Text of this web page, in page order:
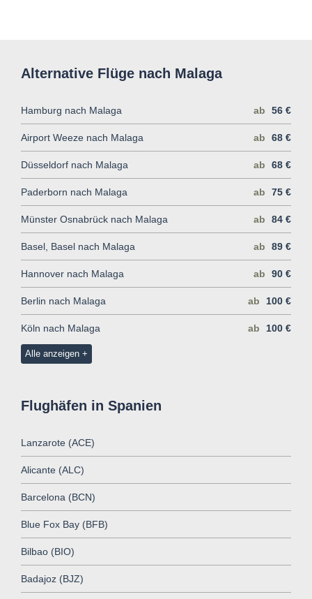
Alternative Flüge nach Malaga
Hamburg nach Malaga ab 56 €
Airport Weeze nach Malaga ab 68 €
Düsseldorf nach Malaga ab 68 €
Paderborn nach Malaga ab 75 €
Münster Osnabrück nach Malaga ab 84 €
Basel, Basel nach Malaga ab 89 €
Hannover nach Malaga ab 90 €
Berlin nach Malaga ab 100 €
Köln nach Malaga ab 100 €
Alle anzeigen
Flughäfen in Spanien
Lanzarote (ACE)
Alicante (ALC)
Barcelona (BCN)
Blue Fox Bay (BFB)
Bilbao (BIO)
Badajoz (BJZ)